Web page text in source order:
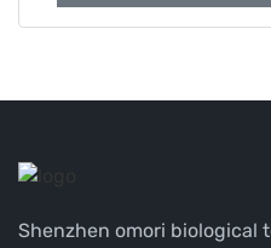
Shenzhen omori biological